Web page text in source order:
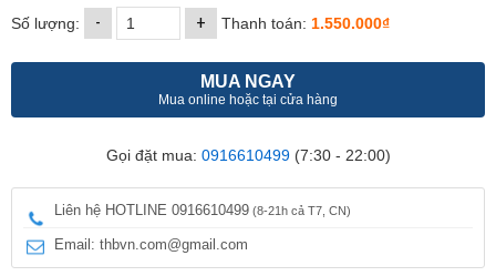
Số lượng: - + Thanh toán: 1.550.000₫
MUA NGAY
Mua online hoặc tại cửa hàng
Gọi đặt mua: 0916610499(7:30 - 22:00)
Liên hệ HOTLINE 0916610499 (8-21h cả T7, CN)
Email: thbvn.com@gmail.com